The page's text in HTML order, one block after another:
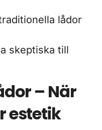
lådor
skeptiska till
– När
estetik